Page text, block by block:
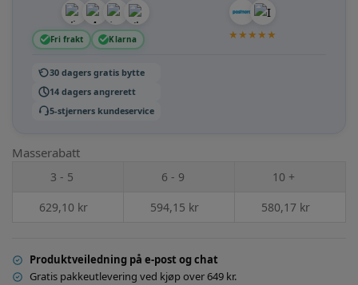
Fri frakt Klarna ★★★★★
30 dagers gratis bytte
14 dagers angrerett
5-stjerners kundeservice
Masserabatt
3 - 5 6 - 9
10 +
629,10 kr 594,15 kr 580,17 kr
Produktveiledning på e-post og chat
Gratis pakkeutlevering ved kjøp over 649 kr.